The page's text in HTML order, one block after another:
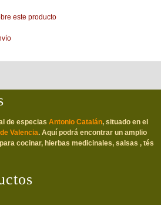
de especias Antonio Catalán, situado en el
Valencia. Aquí podrá encontrar un amplio
cocinar, hierbas medicinales, salsas , tés